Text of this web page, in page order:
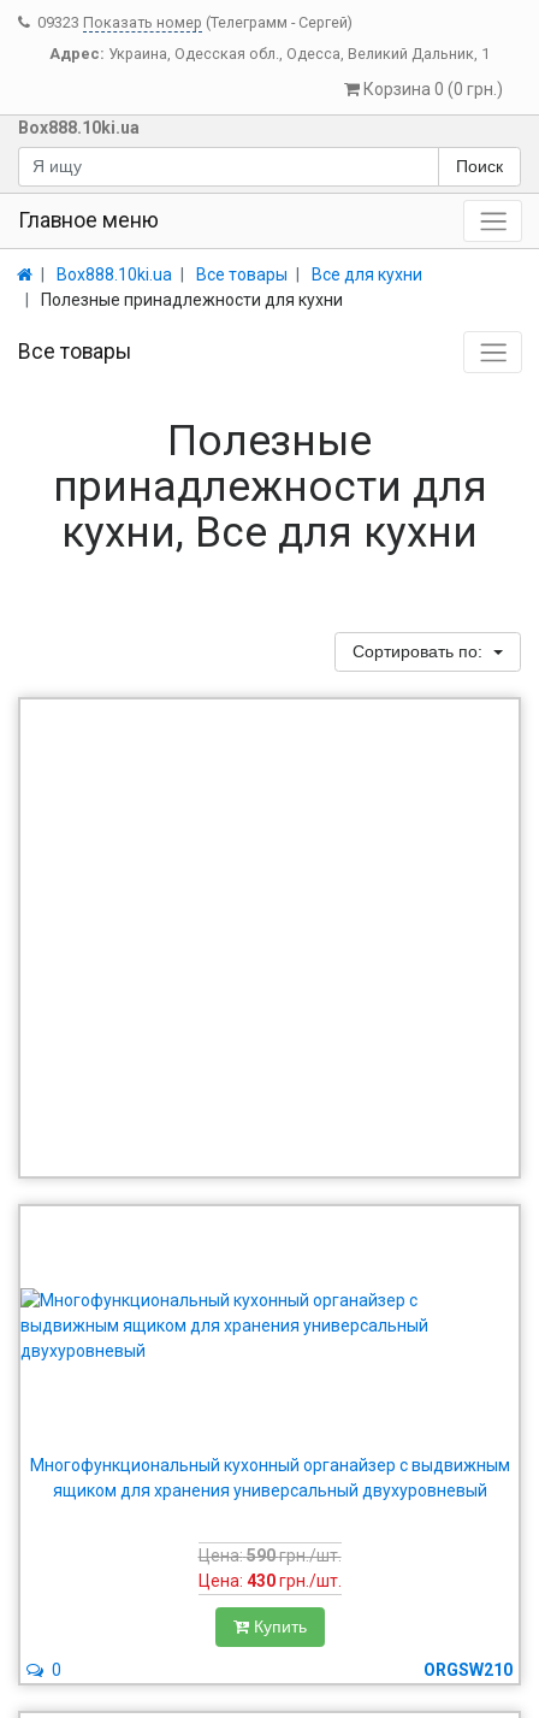
09323 Показать номер (Телеграмм - Сергей)
Адрес: Украина, Одесская обл., Одесса, Великий Дальник, 1
Корзина 0 (0 грн.)
Box888.10ki.ua
Поиск
Главное меню
Box888.10ki.ua Все товары
Все для кухни
Полезные принадлежности для кухни
Все товары
Полезные
принадлежности для
кухни, Все для кухни
Сортировать по:
Многофункциональный кухонный органайзер с выдвижным
ящиком для хранения универсальный двухуровневый
Цена:590грн./шт.
Цена: 430 грн./шт.
Купить
ORGSW210
0